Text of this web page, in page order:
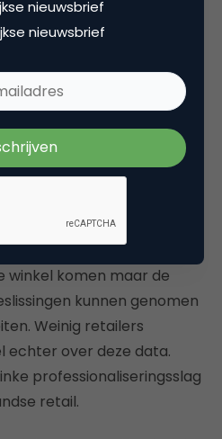
data te managen.
publiek jouw winkel
in jouw winkel zijn,
uiteindelijk koopt in jouw
manager in staat hierop
kunnen beter
routes van het winkelend
kunnen beter
indien blijkt dat er veel
winkel komen maar de
kunnen genomen
Weinig retailers
echter over deze data.
professionaliseringsslag
retail.
nieuwsbrief
nieuwsbrief